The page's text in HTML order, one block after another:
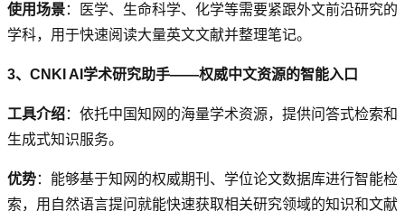
使用场景：医学、生命科学、化学等需要紧跟外文前沿研究的
学科，用于快速阅读大量英文文献并整理笔记。
3、CNKI AI学术研究助手——权威中文资源的智能入口
工具介绍：依托中国知网的海量学术资源，提供问答式检索和
生成式知识服务。
优势：能够基于知网的权威期刊、学位论文数据库进行智能检
索，用自然语言提问就能快速获取相关研究领域的知识和文献